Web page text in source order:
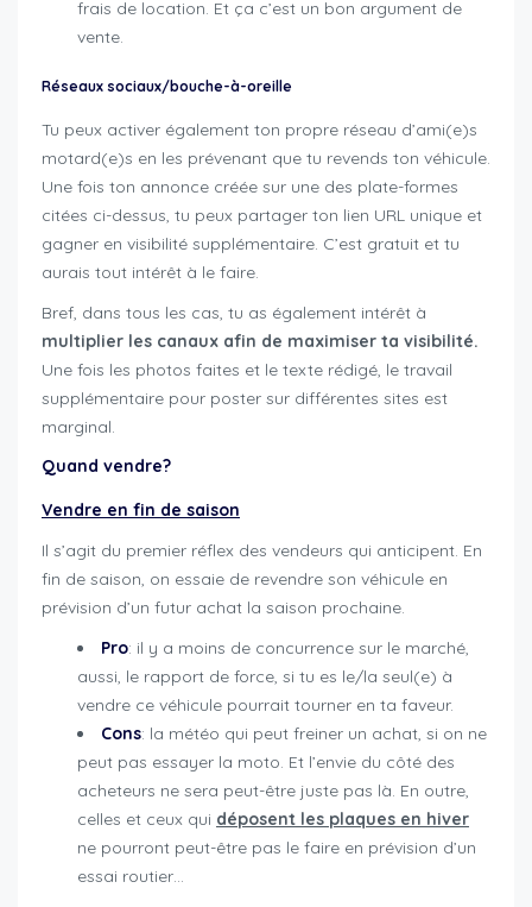
frais de location. Et ça c’est un bon argument de
vente.
Réseaux sociaux/bouche-à-oreille
Tu peux activer également ton propre réseau d’ami(e)s
motard(e)s en les prévenant que tu revends ton véhicule.
Une fois ton annonce créée sur une des plate-formes
citées ci-dessus, tu peux partager ton lien URL unique et
gagner en visibilité supplémentaire. C’est gratuit et tu
aurais tout intérêt à le faire.
Bref, dans tous les cas, tu as également intérêt à
multiplier les canaux afin de maximiser ta visibilité.
Une fois les photos faites et le texte rédigé, le travail
supplémentaire pour poster sur différentes sites est
marginal.
Quand vendre?
Vendre en fin de saison
Il s’agit du premier réflex des vendeurs qui anticipent. En
fin de saison, on essaie de revendre son véhicule en
prévision d’un futur achat la saison prochaine.
Pro: il y a moins de concurrence sur le marché,
aussi, le rapport de force, si tu es le/la seul(e) à
vendre ce véhicule pourrait tourner en ta faveur.
Cons: la météo qui peut freiner un achat, si on ne
peut pas essayer la moto. Et l’envie du côté des
acheteurs ne sera peut-être juste pas là. En outre,
celles et ceux qui déposent les plaques en hiver
ne pourront peut-être pas le faire en prévision d’un
essai routier…